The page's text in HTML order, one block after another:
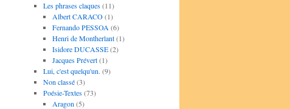
Les phrases claques(11)
Albert CARACO(1)
Fernando PESSOA (6)
Henri de Montherlant(1)
Isidore DUCASSE(2)
Jacques Prévert(1)
Lui, c'est quelqu'un. (9)
Non classé(3)
Poésie-Textes(73)
Aragon (5)